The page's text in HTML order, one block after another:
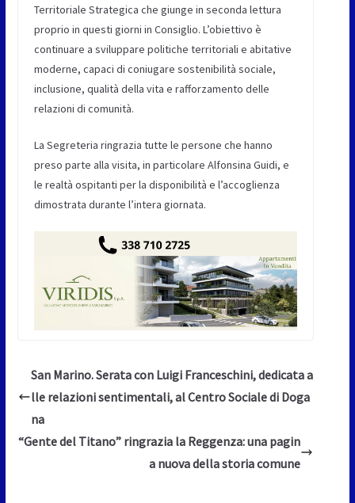
Territoriale Strategica che giunge in seconda lettura
proprio in questi giorni in Consiglio. L’obiettivo è
continuare a sviluppare politiche territoriali e abitative
moderne, capaci di coniugare sostenibilità sociale,
inclusione, qualità della vita e rafforzamento delle
relazioni di comunità.
La Segreteria ringrazia tutte le persone che hanno
preso parte alla visita, in particolare Alfonsina Guidi, e
le realtà ospitanti per la disponibilità e l’accoglienza
dimostrata durante l’intera giornata.
San Marino. Serata con Luigi Franceschini, dedicata a
lle relazioni sentimentali, al Centro Sociale di Doga
na
“Gente del Titano” ringrazia la Reggenza: una pagin
a nuova della storia comune